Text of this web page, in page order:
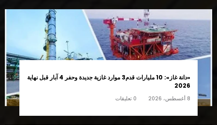
«دانة غاز»: 10 مليارات قدم3 موارد غازية جديدة وحفر 4 آبار قبل نهاية
2026
8 أغسطس، 2026 0 تعليقات